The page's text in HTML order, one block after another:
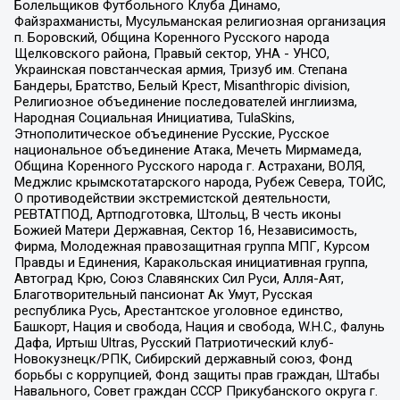
Болельщиков Футбольного Клуба Динамо,
Файзрахманисты, Мусульманская религиозная организация
п. Боровский, Община Коренного Русского народа
Щелковского района, Правый сектор, УНА - УНСО,
Украинская повстанческая армия, Тризуб им. Степана
Бандеры, Братство, Белый Крест, Misanthropic division,
Религиозное объединение последователей инглиизма,
Народная Социальная Инициатива, TulaSkins,
Этнополитическое объединение Русские, Русское
национальное объединение Атака, Мечеть Мирмамеда,
Община Коренного Русского народа г. Астрахани, ВОЛЯ,
Меджлис крымскотатарского народа, Рубеж Севера, ТОЙС,
О противодействии экстремистской деятельности,
РЕВТАТПОД, Артподготовка, Штольц, В честь иконы
Божией Матери Державная, Сектор 16, Независимость,
Фирма, Молодежная правозащитная группа МПГ, Курсом
Правды и Единения, Каракольская инициативная группа,
Автоград Крю, Союз Славянских Сил Руси, Алля-Аят,
Благотворительный пансионат Ак Умут, Русская
республика Русь, Арестантское уголовное единство,
Башкорт, Нация и свобода, Нация и свобода, W.H.С., Фалунь
Дафа, Иртыш Ultras, Русский Патриотический клуб-
Новокузнецк/РПК, Сибирский державный союз, Фонд
борьбы с коррупцией, Фонд защиты прав граждан, Штабы
Навального, Совет граждан СССР Прикубанского округа г.